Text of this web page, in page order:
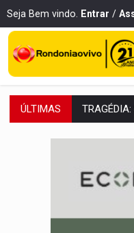
Seja Bem vindo. Entrar /
ÚLTIMAS
DEEPFAKE:
URGENTE: